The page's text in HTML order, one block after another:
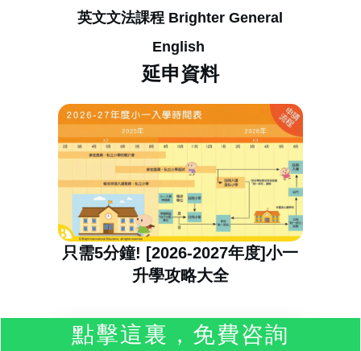
英文文法課程 Brighter General
English
延申資料
只需5分鐘! [2026-2027年度]小一
升學攻略大全
點擊這裏，免費咨詢